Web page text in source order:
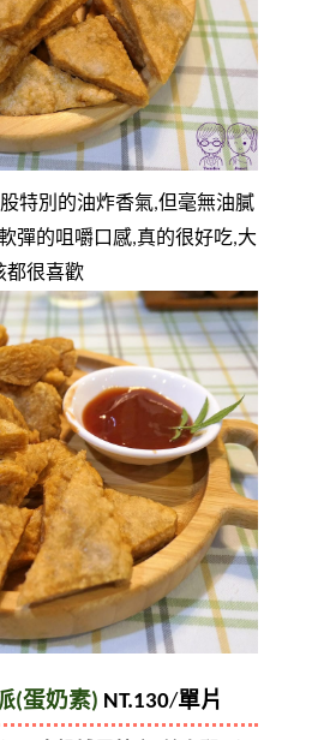
特別的油炸香氣,但毫無油膩
彈的咀嚼口感,真的很好吃,大
都很喜歡
(蛋奶素) NT.130/單片